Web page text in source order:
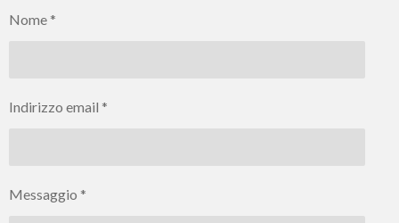
i
Nome *
Indirizzo email *
Messaggio *